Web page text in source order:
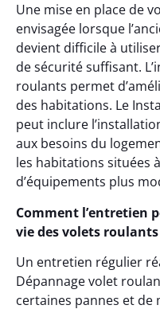
Une mise en place de
envisagée lorsque
devient difficile à
de sécurité suffisant.
roulants permet
des habitations. Le
peut inclure
aux besoins du
les habitations situées
d’équipements plus
Comment l’entretien
vie des volets
Un entretien régulier
Dépannage volet
certaines pannes et de